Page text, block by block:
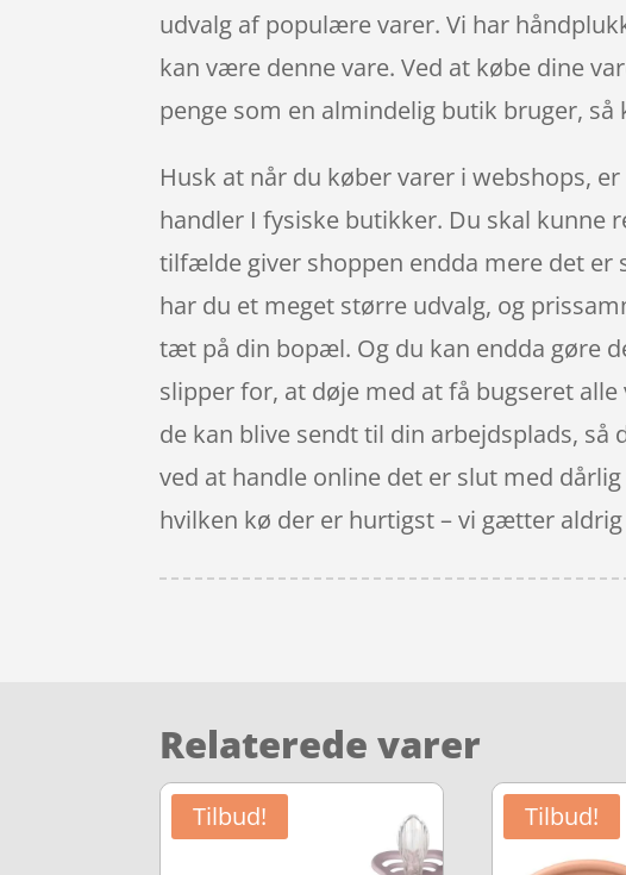
udvalg af populære varer. Vi har
kan være denne vare. Ved at købe dine
penge som en almindelig butik bruger,
Husk at når du køber varer i webshops,
handler I fysiske butikker. Du skal kunne
tilfælde giver shoppen endda mere det er
har du et meget større udvalg, og
tæt på din bopæl. Og du kan endda gøre
slipper for, at døje med at få bugseret
de kan blive sendt til din arbejdsplads,
ved at handle online det er slut med
hvilken kø der er hurtigst – vi gætter
Relaterede varer
Tilbud! Tilbud!